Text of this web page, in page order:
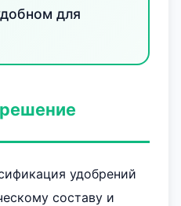
для
удобрений
составу и